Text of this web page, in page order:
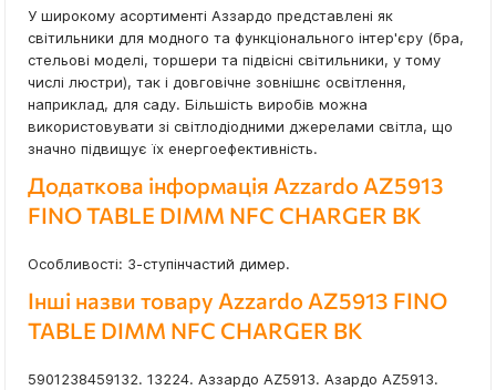
У широкому асортименті Аззардо представлені як
світильники для модного та функціонального інтер'єру (бра,
стельові моделі, торшери та підвісні світильники, у тому
числі люстри), так і довговічне зовнішнє освітлення,
наприклад, для саду. Більшість виробів можна
використовувати зі світлодіодними джерелами світла, що
значно підвищує їх енергоефективність.
Додаткова інформація Azzardo AZ5913
FINO TABLE DIMM NFC CHARGER BK
Особливості: 3-ступінчастий димер.
Інші назви товару Azzardo AZ5913 FINO
TABLE DIMM NFC CHARGER BK
5901238459132. 13224. Аззардо AZ5913. Азардо AZ5913.